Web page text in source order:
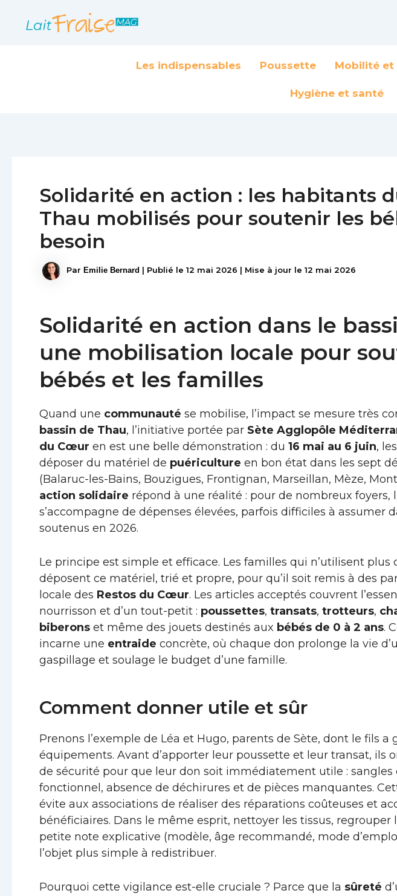
Les indispensables Poussette Mobilité et
Hygiène et santé
Solidarité en action : les habitants
Thau mobilisés pour soutenir les
besoin
Par Emilie Bernard | Publié le 12 mai 2026 | Mise à jour le 12 mai 2026
Solidarité en action dans le
une mobilisation locale pour
bébés et les familles
Quand une communauté se mobilise, l’impact se mesure très
bassin de Thau, l’initiative portée par Sète Agglopôle
du Cœur en est une belle démonstration : du 16 mai au 6 juin, les
déposer du matériel de puériculture en bon état dans les sept
(Balaruc-les-Bains, Bouzigues, Frontignan, Marseillan, Mèze,
action solidaire répond à une réalité : pour de nombreux foyers,
s’accompagne de dépenses élevées, parfois difficiles à assumer
soutenus en 2026.
Le principe est simple et efficace. Les familles qui n’utilisent
déposent ce matériel, trié et propre, pour qu’il soit remis à des
locale des Restos du Cœur. Les articles acceptés couvrent
nourrisson et d’un tout-petit : poussettes, transats, trotteurs,
biberons et même des jouets destinés aux bébés de 0 à 2 ans.
incarne une entraide concrète, où chaque don prolonge la vie
gaspillage et soulage le budget d’une famille.
Comment donner utile et sûr
Prenons l’exemple de Léa et Hugo, parents de Sète, dont le fils
équipements. Avant d’apporter leur poussette et leur transat, ils
de sécurité pour que leur don soit immédiatement utile : sangles
fonctionnel, absence de déchirures et de pièces manquantes.
évite aux associations de réaliser des réparations coûteuses et
bénéficiaires. Dans le même esprit, nettoyer les tissus, regrouper
petite note explicative (modèle, âge recommandé, mode
l’objet plus simple à redistribuer.
Pourquoi cette vigilance est-elle cruciale ? Parce que la sûreté
des